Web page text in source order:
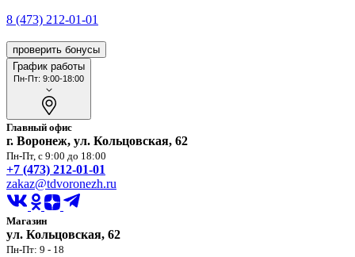
8 (473) 212-01-01
проверить бонусы
График работы
Пн-Пт: 9:00-18:00
Главный офис
г. Воронеж, ул. Кольцовская, 62
Пн-Пт, с 9:00 до 18:00
+7 (473) 212-01-01
zakaz@tdvoronezh.ru
Магазин
ул. Кольцовская, 62
Пн-Пт: 9 - 18